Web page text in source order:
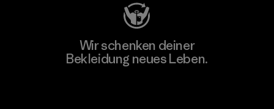
Wir schenken deiner
Bekleidung neues Leben.